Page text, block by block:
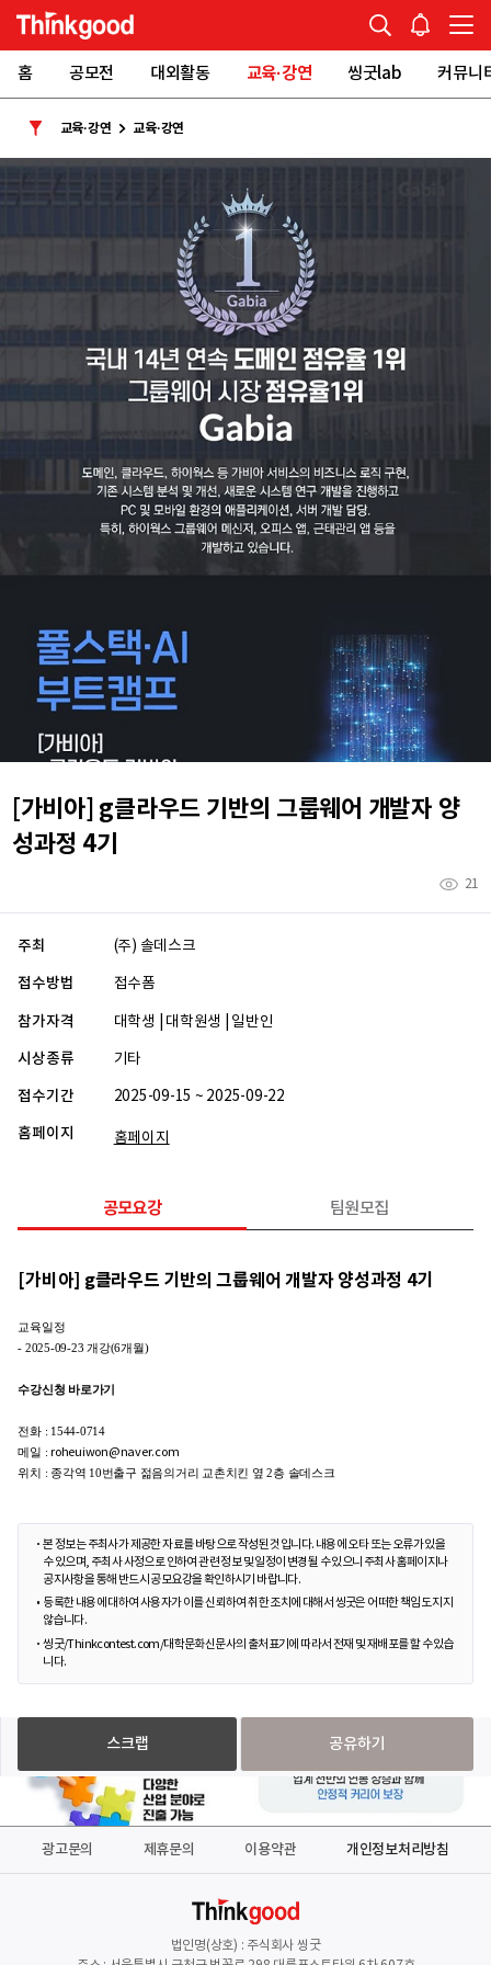
홈 공모전 대외활동 교육·강연 씽굿lab 커뮤니
교육·강연 교육·강연
[가비아] g클라우드 기반의 그룹웨어 개발자 양
성과정 4기
21
주최 (주) 솔데스크
접수방법 접수폼
참가자격 대학생 | 대학원생 | 일반인
시상종류 기타
접수기간 2025-09-15 ~ 2025-09-22
홈페이지 홈페이지
공모요강 팀원모집
[가비아] g클라우드 기반의 그룹웨어 개발자 양성과정 4기
교육일정
- 2025-09-23 개강(6개월)
수강신청 바로가기
전화 : 1544-0714
메일 :roheuiwon@naver.com
위치 : 종각역 10번출구 젊음의거리 교촌치킨 옆 2층 솔데스크
본 정보는 주최사가 제공한 자료를 바탕으로 작성된 것입니다. 내용에 오타 또는 오류가 있을
수 있으며, 주최사 사정으로 인하여 관련 정보 및 일정이 변경될 수 있으니 주최사 홈페이지나
공지사항을 통해 반드시 공모요강을 확인하시기 바랍니다.
등록한 내용에 대하여 사용자가 이를 신뢰하여 취한 조치에 대해서 씽굿은 어떠한 책임도 지지
않습니다.
씽굿/Thinkcontest.com/대학문화신문사의 출처표기에 따라서 전재 및 재배포를 할 수 있습
니다.
스크랩 공유하기
광고문의 제휴문의 이용약관 개인정보처리방침
법인명(상호) : 주식회사 씽굿